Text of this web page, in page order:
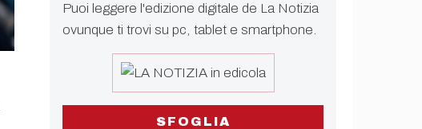
Puoi leggere l'edizione digitale de La Notizia
ovunque ti trovi su pc, tablet e smartphone.
SFOGLIA